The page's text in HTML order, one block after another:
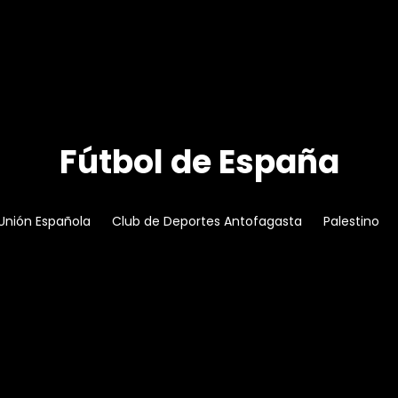
Fútbol de España
Española Club de Deportes Antofagasta Palestino